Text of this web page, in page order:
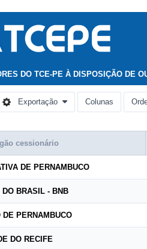
DO TCE-PE À DISPOSIÇÃO DE
Exportação Colunas
cessionário
DE PERNAMBUCO
DO BRASIL - BNB
DE PERNAMBUCO
DO RECIFE